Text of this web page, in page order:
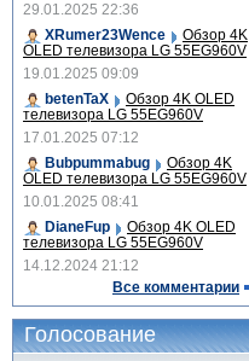
29.01.2025 22:36
XRumer23Wence
Обзор 4K
OLED телевизора LG 55EG960V
19.01.2025 09:09
betenTaX
Обзор 4K OLED
телевизора LG 55EG960V
17.01.2025 07:12
Bubpummabug
Обзор 4K
OLED телевизора LG 55EG960V
10.01.2025 08:41
DianeFup
Обзор 4K OLED
телевизора LG 55EG960V
14.12.2024 21:12
Все комментарии
Голосование